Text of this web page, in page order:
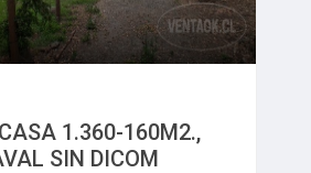
1.360-160M2.,
SIN DICOM